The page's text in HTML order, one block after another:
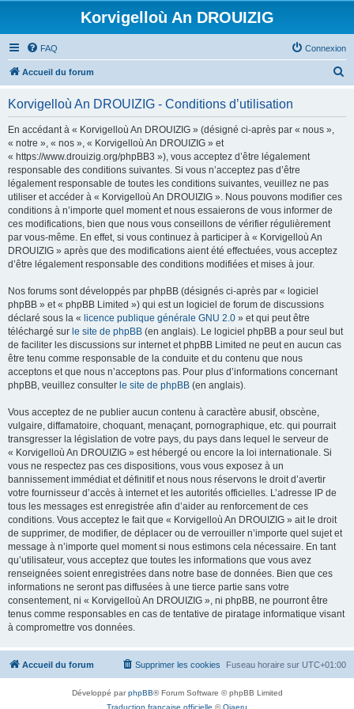
Korvigelloù An DROUIZIG
FAQ Connexion
Accueil du forum
Korvigelloù An DROUIZIG - Conditions d’utilisation
En accédant à « Korvigelloù An DROUIZIG » (désigné ci-après par « nous »,
« notre », « nos », « Korvigelloù An DROUIZIG » et
« https://www.drouizig.org/phpBB3 »), vous acceptez d’être légalement
responsable des conditions suivantes. Si vous n’acceptez pas d’être
légalement responsable de toutes les conditions suivantes, veuillez ne pas
utiliser et accéder à « Korvigelloù An DROUIZIG ». Nous pouvons modifier ces
conditions à n’importe quel moment et nous essaierons de vous informer de
ces modifications, bien que nous vous conseillons de vérifier régulièrement
par vous-même. En effet, si vous continuez à participer à « Korvigelloù An
DROUIZIG » après que des modifications aient été effectuées, vous acceptez
d’être légalement responsable des conditions modifiées et mises à jour.
Nos forums sont développés par phpBB (désignés ci-après par « logiciel
phpBB » et « phpBB Limited ») qui est un logiciel de forum de discussions
déclaré sous la « licence publique générale GNU 2.0 » et qui peut être
téléchargé sur le site de phpBB (en anglais). Le logiciel phpBB a pour seul but
de faciliter les discussions sur internet et phpBB Limited ne peut en aucun cas
être tenu comme responsable de la conduite et du contenu que nous
acceptons et que nous n’acceptons pas. Pour plus d’informations concernant
phpBB, veuillez consulter le site de phpBB (en anglais).
Vous acceptez de ne publier aucun contenu à caractère abusif, obscène,
vulgaire, diffamatoire, choquant, menaçant, pornographique, etc. qui pourrait
transgresser la législation de votre pays, du pays dans lequel le serveur de
« Korvigelloù An DROUIZIG » est hébergé ou encore la loi internationale. Si
vous ne respectez pas ces dispositions, vous vous exposez à un
bannissement immédiat et définitif et nous nous réservons le droit d’avertir
votre fournisseur d’accès à internet et les autorités officielles. L’adresse IP de
tous les messages est enregistrée afin d’aider au renforcement de ces
conditions. Vous acceptez le fait que « Korvigelloù An DROUIZIG » ait le droit
de supprimer, de modifier, de déplacer ou de verrouiller n’importe quel sujet et
message à n’importe quel moment si nous estimons cela nécessaire. En tant
qu’utilisateur, vous acceptez que toutes les informations que vous avez
renseignées soient enregistrées dans notre base de données. Bien que ces
informations ne seront pas diffusées à une tierce partie sans votre
consentement, ni « Korvigelloù An DROUIZIG », ni phpBB, ne pourront être
tenus comme responsables en cas de tentative de piratage informatique visant
à compromettre vos données.
Accueil du forum Fuseau horaire sur UTC+01:00
Supprimer les cookies
Développé parphpBB® Forum Software © phpBB Limited
Traduction française officielle ©Qiaeru